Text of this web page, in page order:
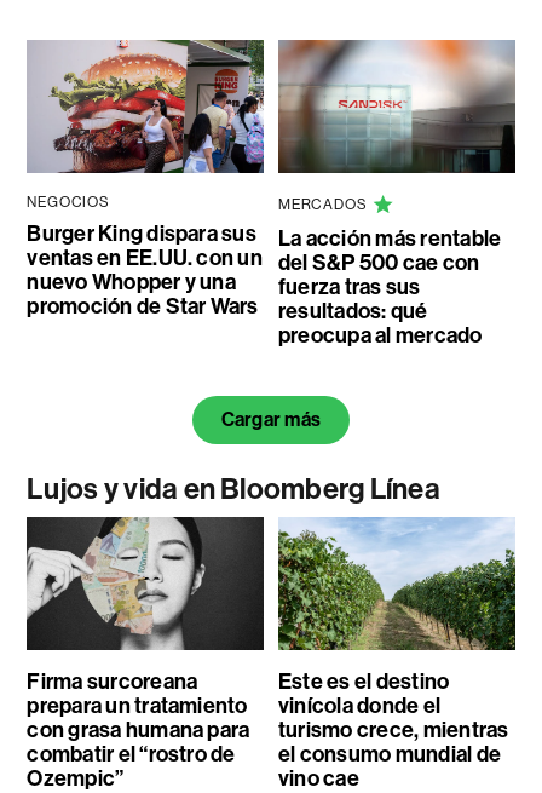
NEGOCIOS
Burger King dispara sus
ventas en EE.UU. con un
nuevo Whopper y una
promoción de Star Wars
MERCADOS
La acción más rentable
del S&P 500 cae con
fuerza tras sus
resultados: qué
preocupa al mercado
Cargar más
Lujos y vida en Bloomberg Línea
Firma surcoreana
prepara un tratamiento
con grasa humana para
combatir el “rostro de
Ozempic”
Este es el destino
vinícola donde el
turismo crece, mientras
el consumo mundial de
vino cae